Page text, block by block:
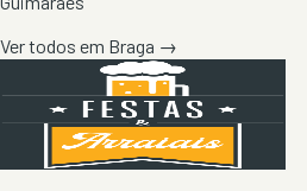
Ver todos em Braga →